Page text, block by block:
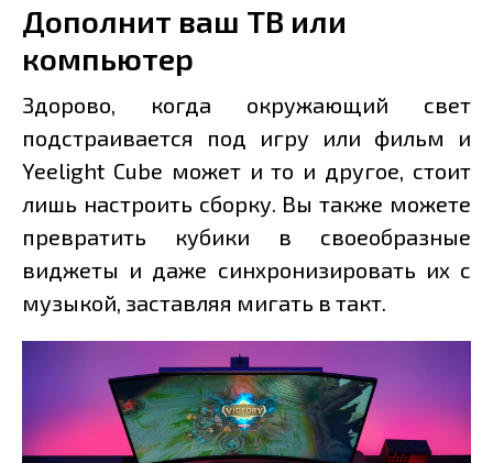
Дополнит ваш ТВ или
компьютер
Здорово, когда окружающий свет
подстраивается под игру или фильм и
Yeelight Cube может и то и другое, стоит
лишь настроить сборку. Вы также можете
превратить кубики в своеобразные
виджеты и даже синхронизировать их с
музыкой, заставляя мигать в такт.